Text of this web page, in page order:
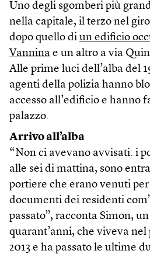
Uno degli sgomberi più
nella capitale, il terzo nel
dopo quello di un edificio
Vannina e un altro a via
Alle prime luci dell’alba del
agenti della polizia hanno
accesso all’edificio e hanno
palazzo.
Arrivo all’alba
“Non ci avevano avvisati: i
alle sei di mattina, sono
portiere che erano venuti
documenti dei residenti
passato”, racconta Simon,
quarant’anni, che viveva nel
2013 e ha passato le ultime